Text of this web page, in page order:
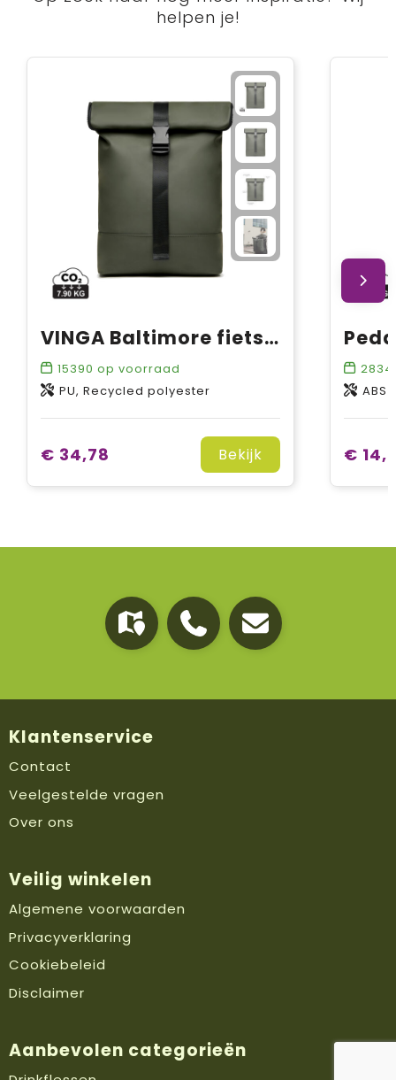
helpen je!
VINGA Baltimore fietstas
15390 op voorraad
PU, Recycled polyester
€ 34,78 Bekijk
2834
ABS
€
Klantenservice
Contact
Veelgestelde vragen
Over ons
Veilig winkelen
Algemene voorwaarden
Privacyverklaring
Cookiebeleid
Disclaimer
Aanbevolen categorieën